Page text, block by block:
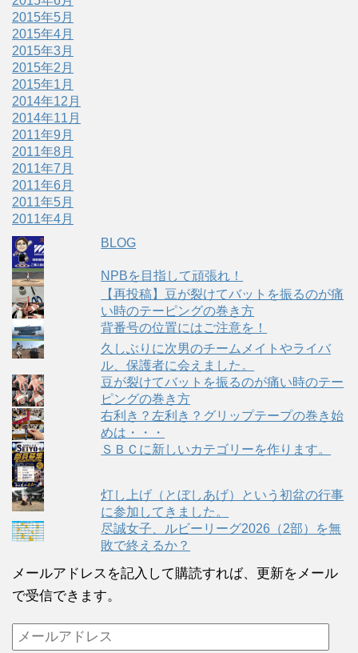
2015年5月
2015年4月
2015年3月
2015年2月
2015年1月
2014年12月
2014年11月
2011年9月
2011年8月
2011年7月
2011年6月
2011年5月
2011年4月
BLOG
NPBを目指して頑張れ！
【再投稿】豆が裂けてバットを振るのが痛
い時のテーピングの巻き方
背番号の位置にはご注意を！
久しぶりに次男のチームメイトやライバ
ル、保護者に会えました。
豆が裂けてバットを振るのが痛い時のテー
ピングの巻き方
右利き？左利き？グリップテープの巻き始
めは・・・
ＳＢＣに新しいカテゴリーを作ります。
灯し上げ（とぼしあげ）という初盆の行事
に参加してきました。
尽誠女子、ルビーリーグ2026（2部）を無
敗で終えるか？
メールアドレスを記入して購読すれば、更新をメール
で受信できます。